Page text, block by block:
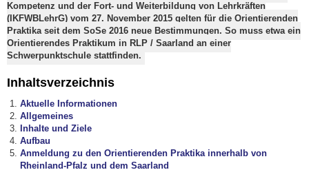
Kompetenz und der Fort- und Weiterbildung von Lehrkräften
(IKFWBLehrG) vom 27. November 2015 gelten für die Orientierenden
Praktika seit dem SoSe 2016 neue Bestimmungen. So muss etwa ein
Orientierendes Praktikum in RLP / Saarland an einer
Schwerpunktschule stattfinden.
Inhaltsverzeichnis
Aktuelle Informationen
Allgemeines
Inhalte und Ziele
Aufbau
Anmeldung zu den Orientierenden Praktika innerhalb von
Rheinland-Pfalz und dem Saarland